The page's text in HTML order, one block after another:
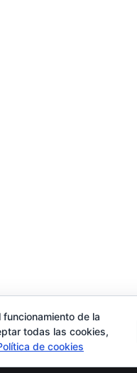
Carrito Mi
de la
todas las cookies,
de cookies